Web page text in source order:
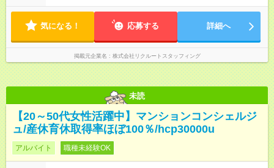
気になる！ 応募する 詳細へ
掲載元企業名 株式会社リクルートスタッフィング
未読
【20～50代女性活躍中】マンションコンシェルジ
ュ/産休育休取得率ほぼ100％/hcp30000u
アルバイト 職種未経験OK